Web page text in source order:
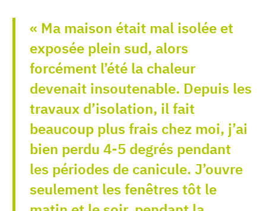
« Ma maison était mal isolée et
exposée plein sud, alors
forcément l’été la chaleur
devenait insoutenable. Depuis les
travaux d’isolation, il fait
beaucoup plus frais chez moi, j’ai
bien perdu 4-5 degrés pendant
les périodes de canicule. J’ouvre
seulement les fenêtres tôt le